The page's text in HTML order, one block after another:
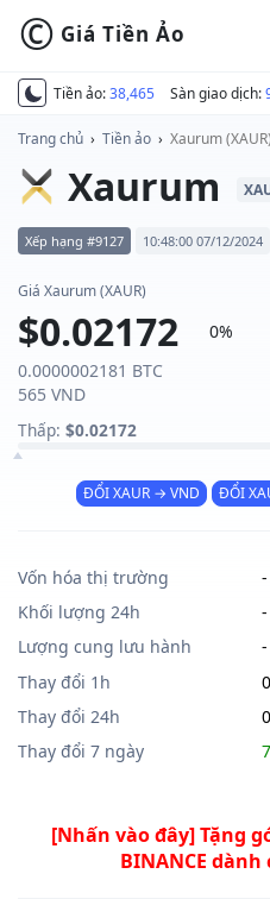
Tiền ảo:38,465 Sàn giao dịch:
© Giá Tiền Ảo
Trang chủ › Tiền ảo › Xaurum (XAUR)
Xaurum
Xếp hạng #9127 10:48:00 07/12/2024
Giá Xaurum (XAUR)
$0.02172
0%
0.0000002181 BTC
565 VND
Thấp: $0.02172
ĐỔI XAUR → VND ĐỔI
Vốn hóa thị trường
-
Khối lượng 24h
-
Lượng cung lưu hành
-
Thay đổi 1h
Thay đổi 24h
Thay đổi 7 ngày
[Nhấn vào đây] Tặng
BINANCE